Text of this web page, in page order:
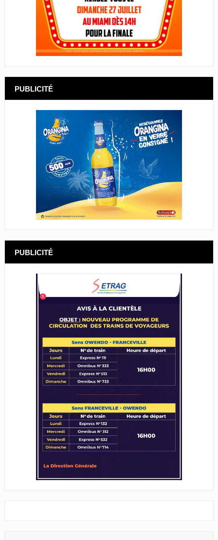
PUBLICITÉ
PUBLICITÉ